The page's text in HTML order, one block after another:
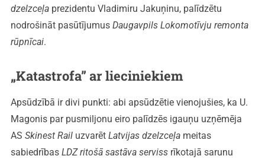
dzelzceļaprezidentu Vladimiru Jakuņinu, palīdzētu
nodrošināt pasūtījumus DaugavpilsLokomotīvju remonta
rūpnīcai.
„Katastrofa” ar lieciniekiem
Apsūdzībā ir divi punkti: abi apsūdzētie vienojušies, ka U.
Magonis par pusmiljonu eiro palīdzēs igauņu uzņēmēja
AS Skinest Rail uzvarēt Latvijas dzelzceļameitas
sabiedrības LDZ ritošā sastāva servissrīkotajā sarunu